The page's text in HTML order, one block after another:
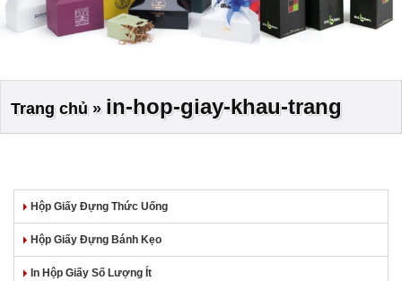
Trang chủ» in-hop-giay-khau-trang
Hộp Giấy Đựng Thức Uống
Hộp Giấy Đựng Bánh Kẹo
In Hộp Giấy Số Lượng Ít